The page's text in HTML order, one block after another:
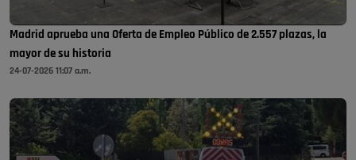
Madrid aprueba una Oferta de Empleo Público de 2.557 plazas, la
mayor de su historia
24-07-2026 11:07 a.m.